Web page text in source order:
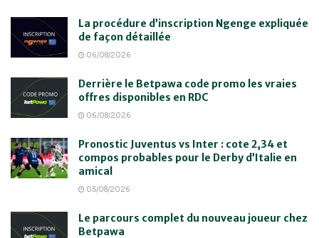
La procédure d’inscription Ngenge expliquée
de façon détaillée
06/08/2026
Derrière le Betpawa code promo les vraies
offres disponibles en RDC
06/08/2026
Pronostic Juventus vs Inter : cote 2,34 et
compos probables pour le Derby d’Italie en
amical
05/08/2026
Le parcours complet du nouveau joueur chez
Betpawa